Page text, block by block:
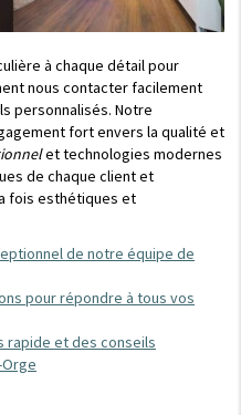
à chaque détail pour
nous contacter facilement
personnalisés. Notre
fort envers la qualité et
et technologies modernes
de chaque client et
fois esthétiques et
de notre équipe de
pour répondre à tous vos
rapide et des conseils